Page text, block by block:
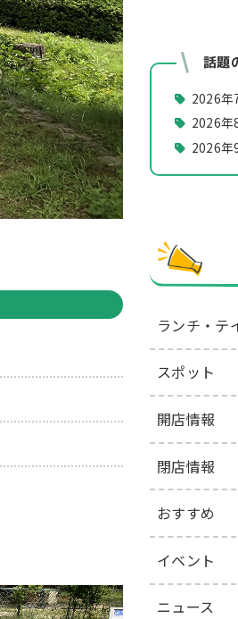
話題
2026年
2026年
2026年
ランチ・テ
スポット
開店情報
閉店情報
おすすめ
イベント
ニュース